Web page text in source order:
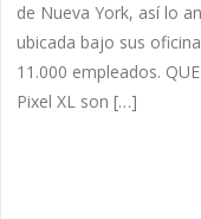
de Nueva York, así lo
ubicada bajo sus
11.000 empleados.
Pixel XL son […]